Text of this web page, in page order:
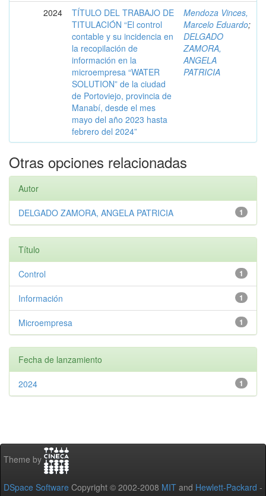
2024
TÍTULO DEL TRABAJO DE
TITULACIÓN “El control
contable y su incidencia en
la recopilación de
información en la
microempresa “WATER
SOLUTION” de la ciudad
de Portoviejo, provincia de
Manabí, desde el mes
mayo del año 2023 hasta
febrero del 2024”
Mendoza Vinces,
Marcelo Eduardo;
DELGADO
ZAMORA,
ANGELA
PATRICIA
Otras opciones relacionadas
Autor
1
DELGADO ZAMORA, ANGELA PATRICIA
Título
1
Control
1
Información
1
Microempresa
Fecha de lanzamiento
1
2024
Theme by
DSpace Software Copyright © 2002-2008 MIT and Hewlett-Packard -